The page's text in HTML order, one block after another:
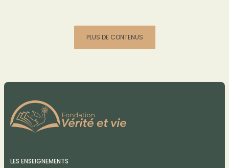
PLUS DE CONTENUS
LES ENSEIGNEMENTS